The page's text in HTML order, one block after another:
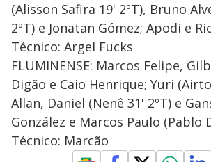
(Alisson Safira 19' 2ºT), Bruno
2ºT) e Jonatan Gómez; Apodi e
Técnico: Argel Fucks
FLUMINENSE: Marcos Felipe,
Digão e Caio Henrique; Yuri
Allan, Daniel (Nenê 31' 2ºT) e
González e Marcos Paulo (Pablo
Técnico: Marcão